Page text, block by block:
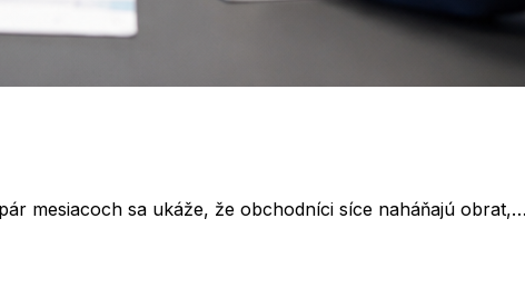
mesiacoch sa ukáže, že obchodníci síce naháňajú